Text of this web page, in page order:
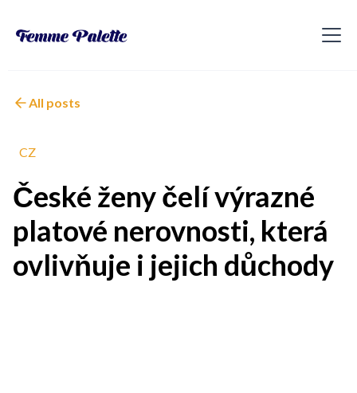
All posts
CZ
České ženy čelí výrazné
platové nerovnosti, která
ovlivňuje i jejich důchody